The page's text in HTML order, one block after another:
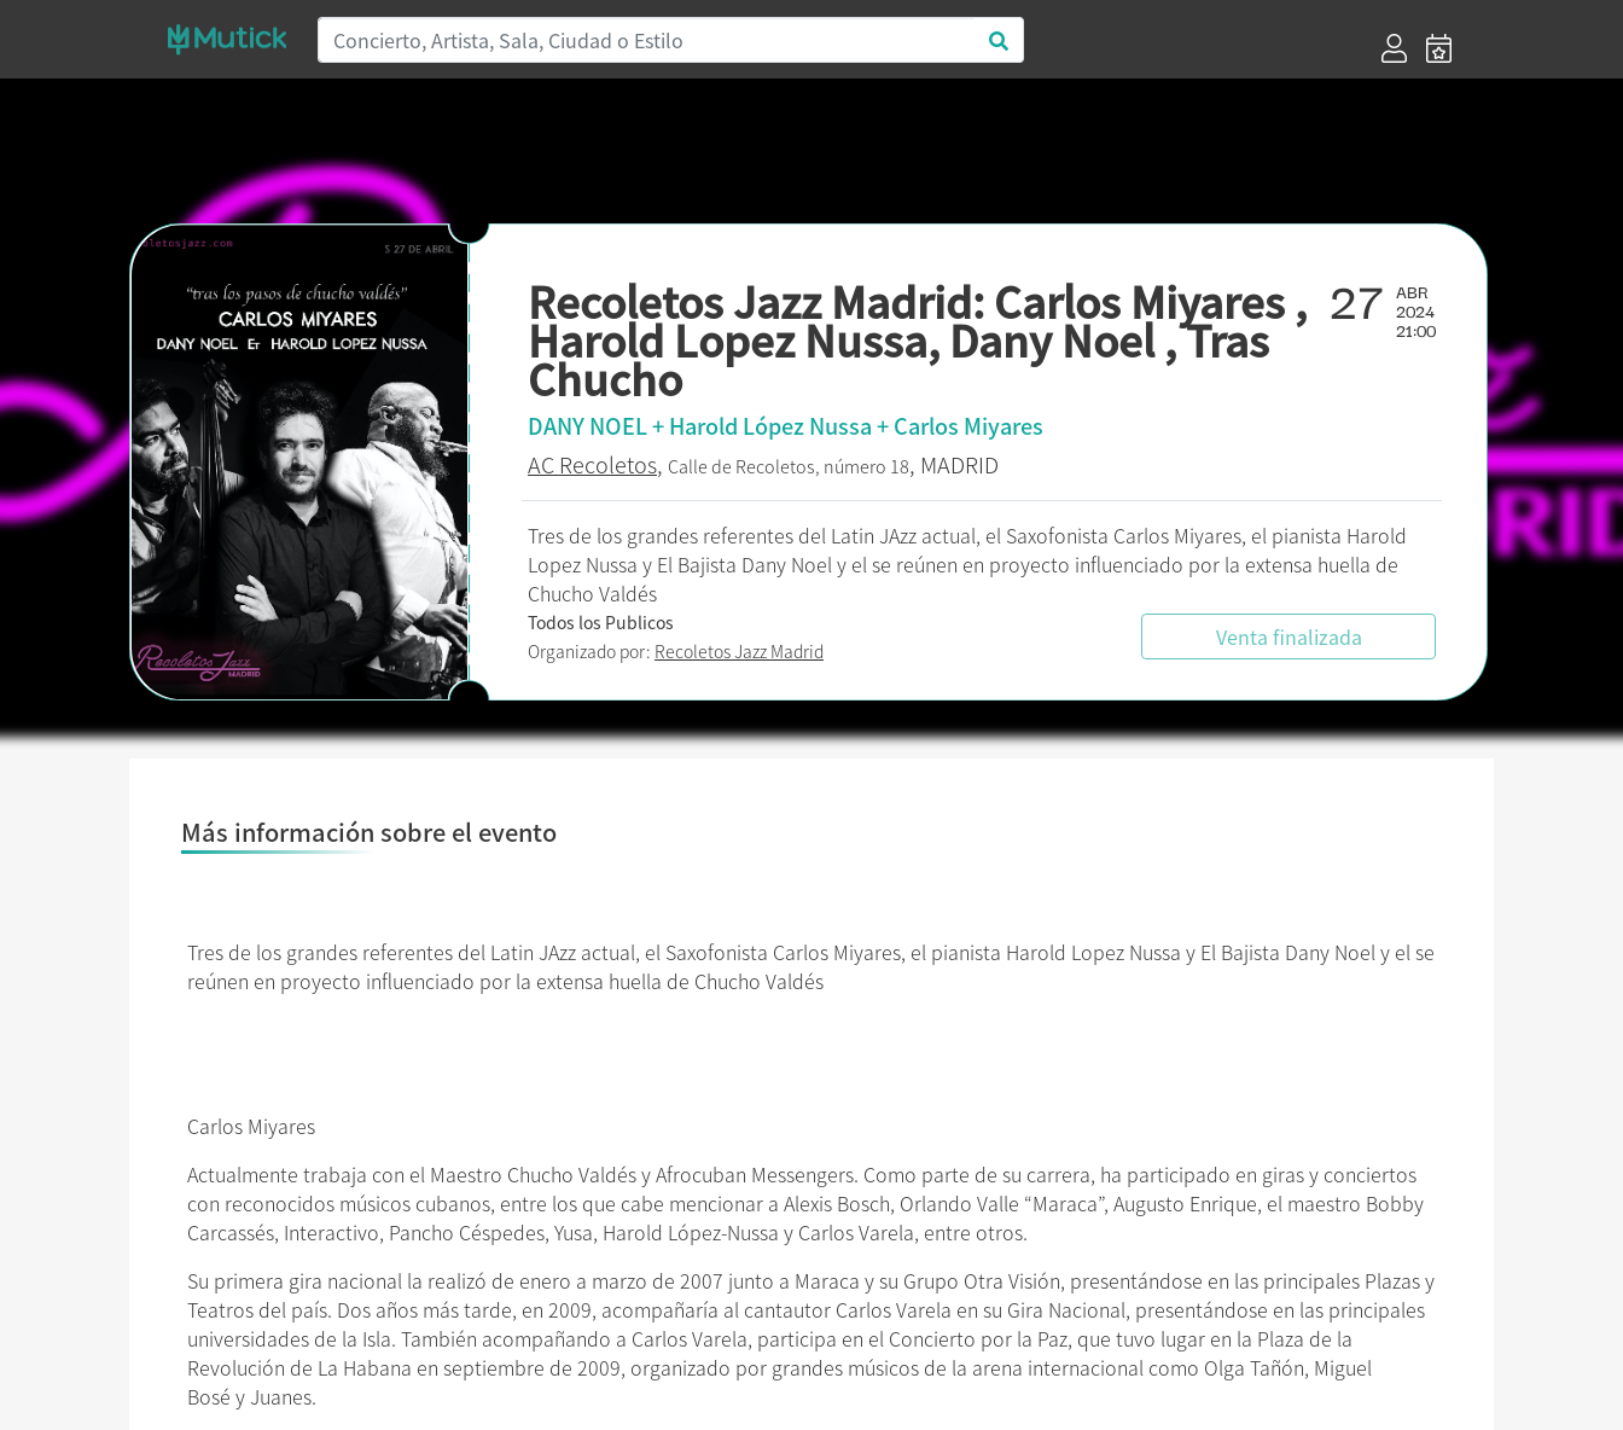
Recoletos Jazz Madrid: Carlos Miyares ,
Harold Lopez Nussa, Dany Noel , Tras
Chucho
27 ABR
2024
21:00
DANY NOEL + Harold López Nussa + Carlos Miyares
AC Recoletos, Calle de Recoletos, número 18, MADRID
Tres de los grandes referentes del Latin JAzz actual, el Saxofonista Carlos Miyares, el pianista Harold
Lopez Nussa y El Bajista Dany Noel y el se reúnen en proyecto influenciado por la extensa huella de
Chucho Valdés
Todos los Publicos
Organizado por: Recoletos Jazz Madrid Venta finalizada
Más información sobre el evento
Tres de los grandes referentes del Latin JAzz actual, el Saxofonista Carlos Miyares, el pianista Harold Lopez Nussa y El Bajista Dany Noel y el se
reúnen en proyecto influenciado por la extensa huella de Chucho Valdés
Carlos Miyares
Actualmente trabaja con el Maestro Chucho Valdés y Afrocuban Messengers. Como parte de su carrera, ha participado en giras y conciertos
con reconocidos músicos cubanos, entre los que cabe mencionar a Alexis Bosch, Orlando Valle “Maraca”, Augusto Enrique, el maestro Bobby
Carcassés, Interactivo, Pancho Céspedes, Yusa, Harold López-Nussa y Carlos Varela, entre otros.
Su primera gira nacional la realizó de enero a marzo de 2007 junto a Maraca y su Grupo Otra Visión, presentándose en las principales Plazas y
Teatros del país. Dos años más tarde, en 2009, acompañaría al cantautor Carlos Varela en su Gira Nacional, presentándose en las principales
universidades de la Isla. También acompañando a Carlos Varela, participa en el Concierto por la Paz, que tuvo lugar en la Plaza de la
Revolución de La Habana en septiembre de 2009, organizado por grandes músicos de la arena internacional como Olga Tañón, Miguel
Bosé y Juanes.